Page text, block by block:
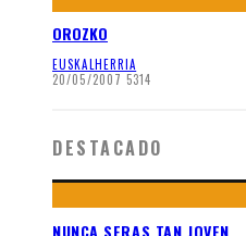
OROZKO
EUSKALHERRIA
20/05/2007 5314
DESTACADO
NUNCA SERAS TAN JOVEN